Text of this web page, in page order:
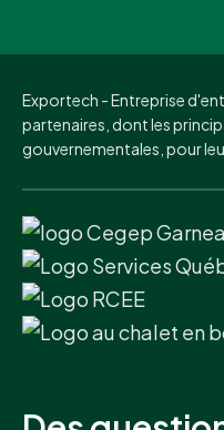
Exportech - Entreprise
partenaires, dont les
gouvernementales, pour